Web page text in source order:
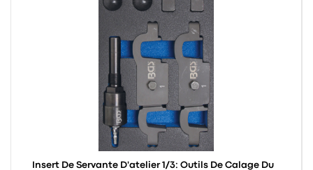
Insert De Servante D'atelier 1/3: Outils De Calage Du